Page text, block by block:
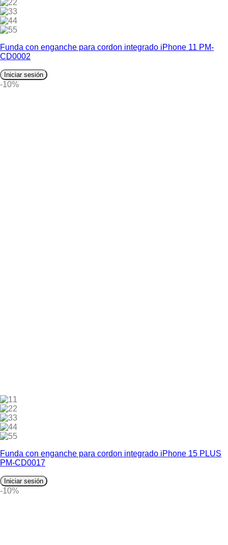
2
3
4
5
Funda con enganche para cordon integrado iPhone 11 PM-
CD0002
Iniciar sesión
-10%
1
2
3
4
5
Funda con enganche para cordon integrado iPhone 15 PLUS
PM-CD0017
Iniciar sesión
-10%